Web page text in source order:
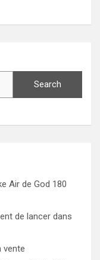
Search
Air de God 180
de lancer dans
vente